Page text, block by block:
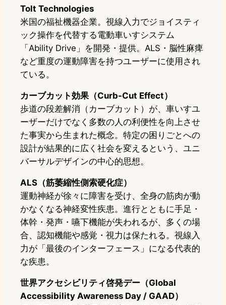
Tolt Technologies
米国の福祉機器企業。視線入力でジョイスティ
ック操作を代替する電動車いすシステム
「Ability Drive」を開発・提供。ALS・脳性麻痺
など重度の運動障害を持つユーザーに使用され
ている。
カーブカット効果（Curb-Cut Effect）
歩道の段差解消（カーブカット）が、車いすユ
ーザーだけでなく多数の人の利便性を向上させ
た事実から生まれた概念。特定の困りごとへの
設計が結果的に広く社会を変えるという、ユニ
バーサルデザインの中心的思想。
ALS（筋萎縮性側索硬化症）
運動神経が徐々に障害を受け、全身の筋肉が動
かなくなる神経変性疾患。進行とともに手足・
体幹・発声・嚥下機能が失われるが、多くの場
合、認知機能や感覚・視力は保たれる。視線入
力が「最後のインターフェース」になる代表的
な疾患。
世界アクセシビリティ啓発デー（Global
Accessibility Awareness Day / GAAD）